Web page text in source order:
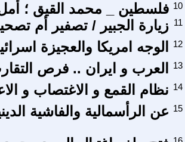
فلسطين _ محمد القيق ؛ 10
زيارة الجبير / تصفير أم 11
الوجه امريكا والعجيزة 12
العرب و ايران .. فرص 13
نظام القمع و الاغتصاب و 14
عن الرأسمالية والفاشية 15